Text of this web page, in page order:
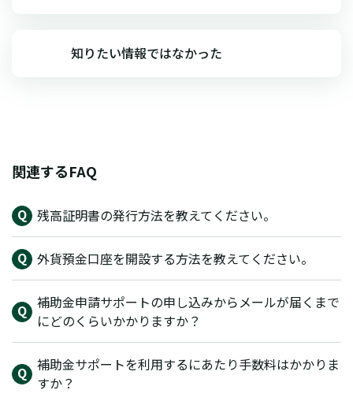
知りたい情報ではなかった
関連するFAQ
残高証明書の発行方法を教えてください。
外貨預金口座を開設する方法を教えてください。
補助金申請サポートの申し込みからメールが届くまで
にどのくらいかかりますか？
補助金サポートを利用するにあたり手数料はかかりま
すか？